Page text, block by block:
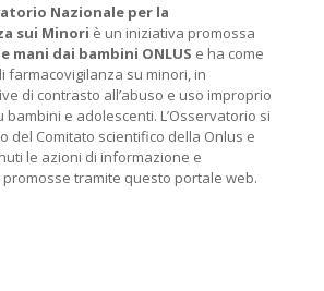
Nazionale per la
sui Minori è un iniziativa promossa
mani dai bambini ONLUS e ha come
farmacovigilanza su minori, in
di contrasto all’abuso e uso improprio
bambini e adolescenti. L’Osservatorio si
del Comitato scientifico della Onlus e
le azioni di informazione e
tramite questo portale web.